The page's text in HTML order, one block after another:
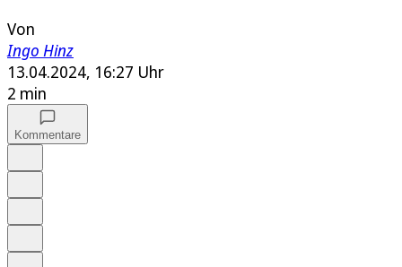
Von
Ingo Hinz
13.04.2024, 16:27 Uhr
2 min
Kommentare